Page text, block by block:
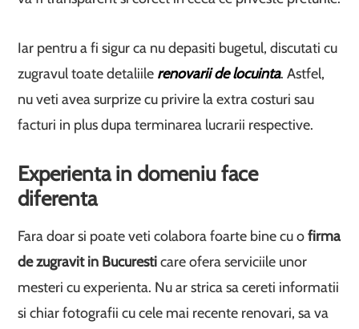
Iar pentru a fi sigur ca nu depasiti bugetul, discutati cu
zugravul toate detaliile renovarii de locuinta. Astfel,
nu veti avea surprize cu privire la extra costuri sau
facturi in plus dupa terminarea lucrarii respective.
Experienta in domeniu face
diferenta
Fara doar si poate veti colabora foarte bine cu ofirma
de zugravit in Bucuresticare ofera serviciile unor
mesteri cu experienta. Nu ar strica sa cereti informatii
si chiar fotografii cu cele mai recente renovari, sa va